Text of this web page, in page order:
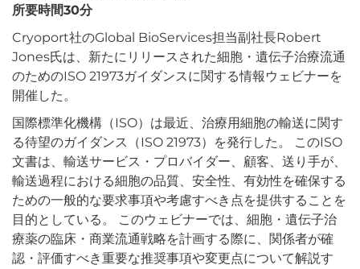
所要時間30分
Cryoport社のGlobal BioServices担当副社長Robert
Jones氏は、新たにリリースされた細胞・遺伝子治療流通
のためのISO 21973ガイダンスに関する情報ウェビナーを
開催した。
国際標準化機構（ISO）は最近、治療用細胞の輸送に関す
る待望のガイダンス（ISO 21973）を発行した。 このISO
文書は、輸送サービス・プロバイダー、顧客、送り手が、
輸送過程における細胞の品質、安全性、有効性を確保する
ための一般的な要求事項や考慮すべき点を提供することを
目的としている。 このウェビナーでは、細胞・遺伝子治
療薬の臨床・商業流通戦略を計画する際に、関係者が確
認・評価すべき重要な推奨事項や変更点について解説す